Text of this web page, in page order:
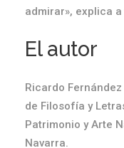
admirar», explica
El autor
Ricardo
de Filosofía y
Patrimonio y Arte
Navarra.